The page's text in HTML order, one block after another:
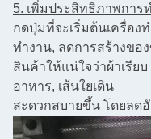
5. เพิ่มประสิทธิภาพการ
กดปุ่มที่จะเริ่มต้นเครื่อง
ทํางาน, ลดการสร้างขอ
สินค้าให้แน่ใจว่าผ้าเรีย
อาหาร, เส้นใยเดิน
สะดวกสบายขึ้น โดยลด